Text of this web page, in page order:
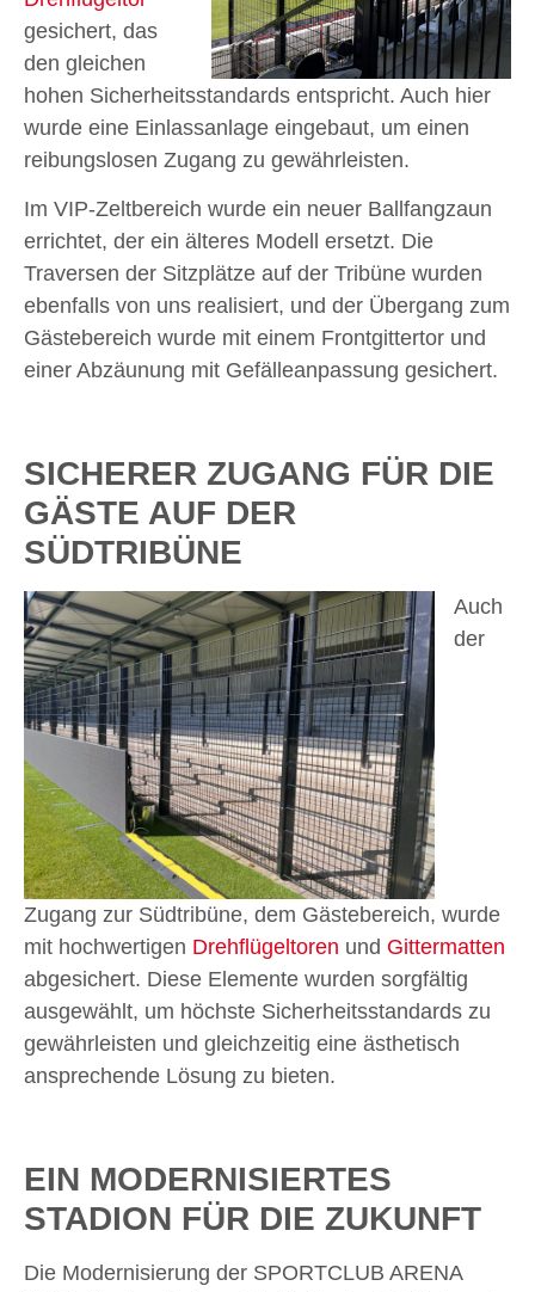
gesichert, das
den gleichen
hohen Sicherheitsstandards entspricht. Auch hier
wurde eine Einlassanlage eingebaut, um einen
reibungslosen Zugang zu gewährleisten.
Im VIP-Zeltbereich wurde ein neuer Ballfangzaun
errichtet, der ein älteres Modell ersetzt. Die
Traversen der Sitzplätze auf der Tribüne wurden
ebenfalls von uns realisiert, und der Übergang zum
Gästebereich wurde mit einem Frontgittertor und
einer Abzäunung mit Gefälleanpassung gesichert.
SICHERER ZUGANG FÜR DIE
GÄSTE AUF DER
SÜDTRIBÜNE
Auch
der
Zugang zur Südtribüne, dem Gästebereich, wurde
mit hochwertigen Drehflügeltoren und Gittermatten
abgesichert. Diese Elemente wurden sorgfältig
ausgewählt, um höchste Sicherheitsstandards zu
gewährleisten und gleichzeitig eine ästhetisch
ansprechende Lösung zu bieten.
EIN MODERNISIERTES
STADION FÜR DIE ZUKUNFT
Die Modernisierung der SPORTCLUB ARENA